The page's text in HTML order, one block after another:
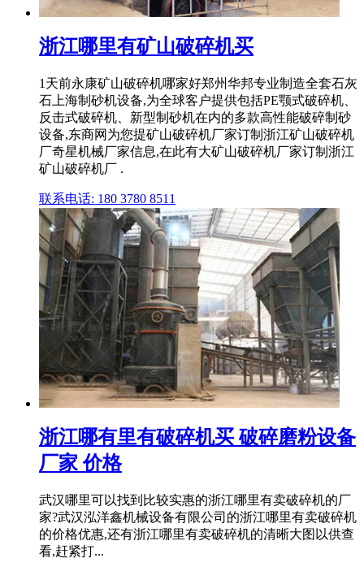
浙江哪里有矿山破碎机买
1天前永康矿山破碎机哪家好郑州华邦专业制造全套石灰
石上海制砂机设备,为全球客户提供包括PE颚式破碎机、
反击式破碎机、新型制砂机在内的多款高性能破碎制砂
设备,东商网为您提矿山破碎机厂家订制浙江矿山破碎机
厂奇星机械厂家信息,在此有大矿山破碎机厂家订制浙江
矿山破碎机厂 .
联系电话: 180 3780 8511
浙江哪有里有破碎机买 破碎磨粉设备
厂家 价格
武汉哪里可以找到比较实惠的浙江哪里有卖破碎机的厂
家?武汉泓洋鑫机械设备有限公司的浙江哪里有卖破碎机
的价格优惠,还有浙江哪里有卖破碎机的清晰大图以供查
看,赶紧打...